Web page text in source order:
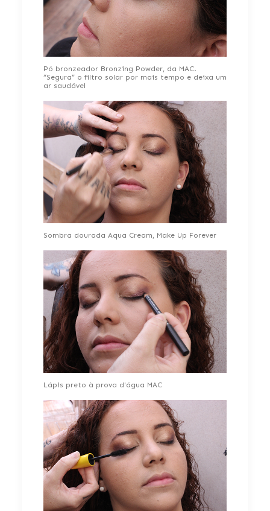
Pó bronzeador Bronzing Powder, da MAC.
“Segura” o filtro solar por mais tempo e deixa um
ar saudável
Sombra dourada Aqua Cream, Make Up Forever
Lápis preto à prova d'água MAC